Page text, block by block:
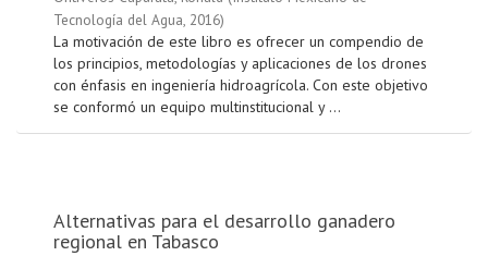
Tecnología del Agua, 2016)
La motivación de este libro es ofrecer un compendio de
los principios, metodologías y aplicaciones de los drones
con énfasis en ingeniería hidroagrícola. Con este objetivo
se conformó un equipo multinstitucional y ...
Alternativas para el desarrollo ganadero
regional en Tabasco